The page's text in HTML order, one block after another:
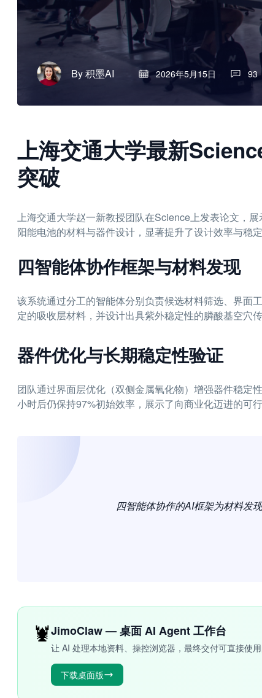
By积墨AI 2026年5月15日 93
上海交通大学最新
突破
上海交通大学赵一新教授团队在Science上发表论文，
阳能电池的材料与器件设计，显著提升了设计效率与稳定
四智能体协作框架与材料发现
该系统通过分工的智能体分别负责候选材料筛选、界面
定的吸收层材料，并设计出具紫外稳定性的膦酸基空穴传
器件优化与长期稳定性验证
团队通过界面层优化（双侧金属氧化物）增强器件稳定
小时后仍保持97%初始效率，展示了向商业化迈进的可行
四智能体协作的AI框架为材料发
🦞JimoClaw — 桌面 AI Agent 工作台
让 AI 处理本地资料、操控浏览器，最终交付可直接使
下载桌面版